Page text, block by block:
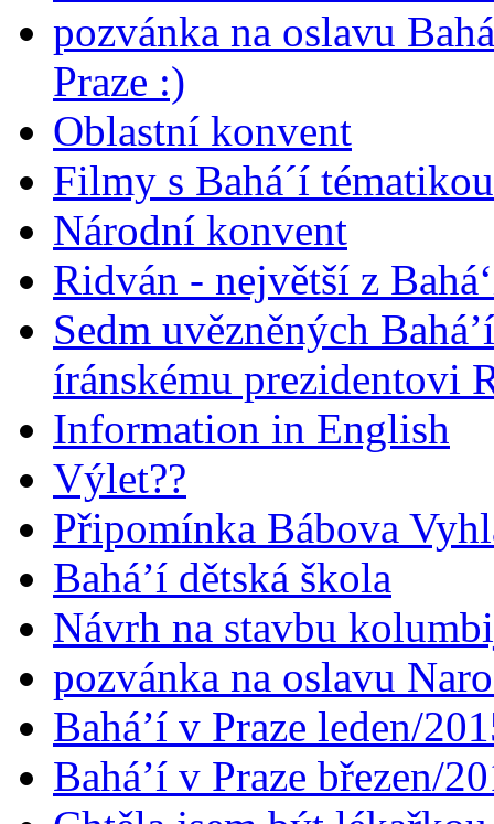
pozvánka na oslavu
Praze :)
Oblastní konvent
Filmy s Bahá´í
Národní konvent
Ridván - největší z
Sedm uvězněných
íránskému prezidentovi
Information in English
Výlet??
Připomínka Bábova
Bahá’í dětská škola
Návrh na stavbu
pozvánka na oslavu
Bahá’í v Praze leden/
Bahá’í v Praze březen/